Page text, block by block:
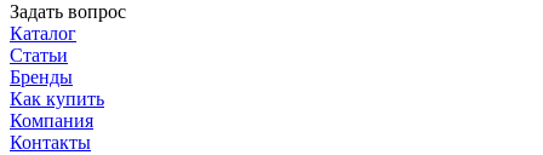
Задать вопрос
Каталог
Статьи
Бренды
Как купить
Компания
Контакты